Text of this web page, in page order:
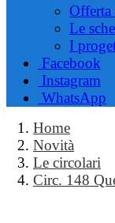
Offerta
Le
I
Facebook
Instagram
WhatsApp
Home
Novità
Le circolari
Circ. 148